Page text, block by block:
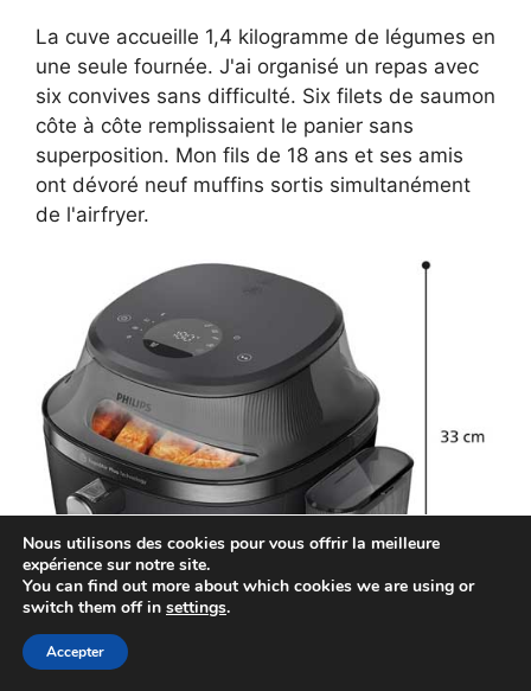
La cuve accueille 1,4 kilogramme de légumes en
une seule fournée. J'ai organisé un repas avec
six convives sans difficulté. Six filets de saumon
côte à côte remplissaient le panier sans
superposition. Mon fils de 18 ans et ses amis
ont dévoré neuf muffins sortis simultanément
de l'airfryer.
Nous utilisons des cookies pour vous offrir la meilleure
expérience sur notre site.
You can find out more about which cookies we are using or
switch them off in settings.
Accepter